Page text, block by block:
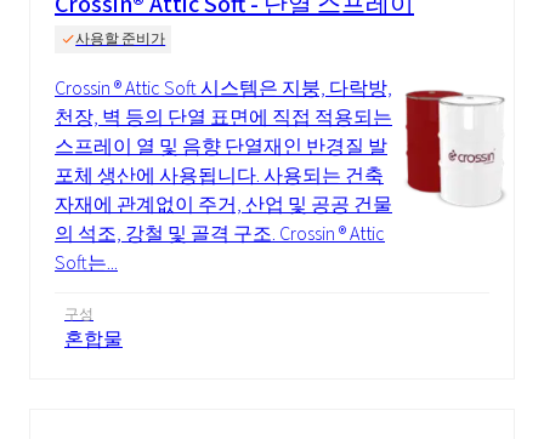
사용할 준비가
Crossin ® Attic Soft 시스템은 지붕, 다락방,
천장, 벽 등의 단열 표면에 직접 적용되는
스프레이 열 및 음향 단열재인 반경질 발
포체 생산에 사용됩니다. 사용되는 건축
자재에 관계없이 주거, 산업 및 공공 건물
의 석조, 강철 및 골격 구조. Crossin ® Attic
Soft는...
구성
혼합물